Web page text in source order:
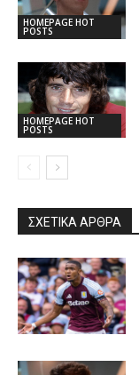
HOMEPAGE HOT
POSTS
HOMEPAGE HOT
POSTS
ΣΧΕΤΙΚΆ ΆΡΘΡΑ